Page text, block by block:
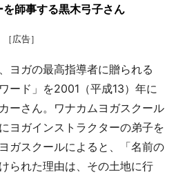
師事する黒木弓子さん
［広告］
ヨガの最高指導者に贈られる
ード」を2001（平成13）年に
ーさん。ワナカムヨガスクール
ヨガインストラクターの弟子を
ガスクールによると、「名前の
られた理由は、その土地に行